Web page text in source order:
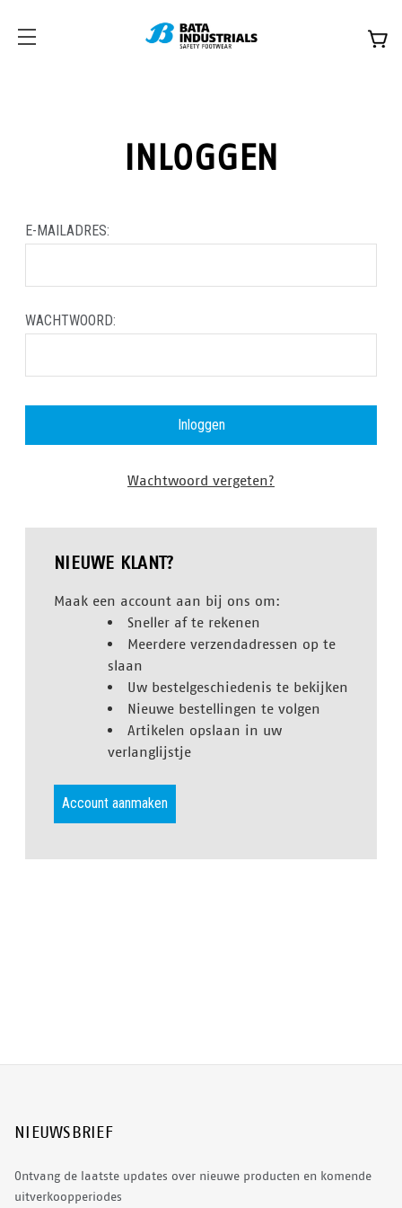
INLOGGEN
E-MAILADRES:
WACHTWOORD:
Wachtwoord vergeten?
NIEUWE KLANT?
Maak een account aan bij ons om:
Sneller af te rekenen
Meerdere verzendadressen op te
slaan
Uw bestelgeschiedenis te bekijken
Nieuwe bestellingen te volgen
Artikelen opslaan in uw
verlanglijstje
Account aanmaken
NIEUWSBRIEF
Ontvang de laatste updates over nieuwe producten en komende
uitverkoopperiodes